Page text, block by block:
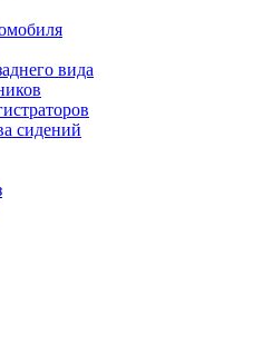
вида
сидений